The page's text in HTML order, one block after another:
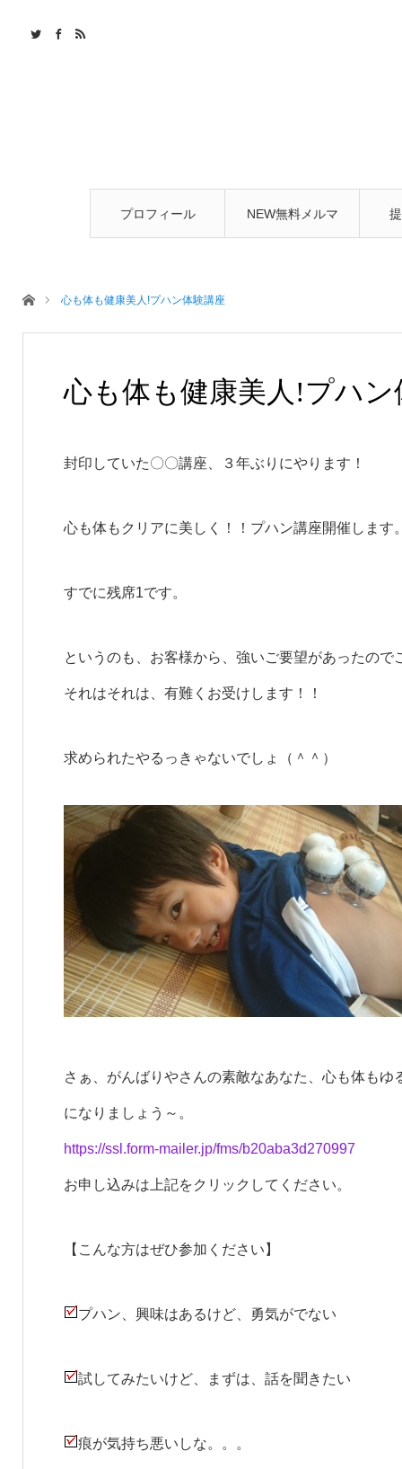
プロフィール NEW無料メルマ
ホーム心も体も健康美人!プハン体験講座
心も体も健康美人!プハン
封印していた〇〇講座、３年ぶりにやります！
心も体もクリアに美しく！！プハン講座開催します
すでに残席1です。
というのも、お客様から、強いご要望があったので
それはそれは、有難くお受けします！！
求められたやるっきゃないでしょ（＾＾）
さぁ、がんばりやさんの素敵なあなた、心も体も
になりましょう～。
https://ssl.form-mailer.jp/fms/b20aba3d270997
お申し込みは上記をクリックしてください。
【こんな方はぜひ参加ください】
プハン、興味はあるけど、勇気がでない
試してみたいけど、まずは、話を聞きたい
痕が気持ち悪いしな。。。